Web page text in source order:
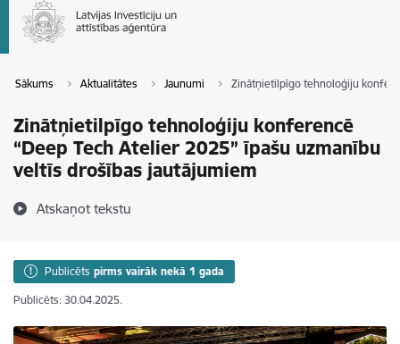
Sākums Aktualitātes Jaunumi Zinātņietilpīgo tehnoloģiju
Zinātņietilpīgo tehnoloģiju konferencē
“Deep Tech Atelier 2025” īpašu uzmanību
veltīs drošības jautājumiem
Atskaņot tekstu
Publicēts pirms vairāk nekā 1 gada
Publicēts: 30.04.2025.